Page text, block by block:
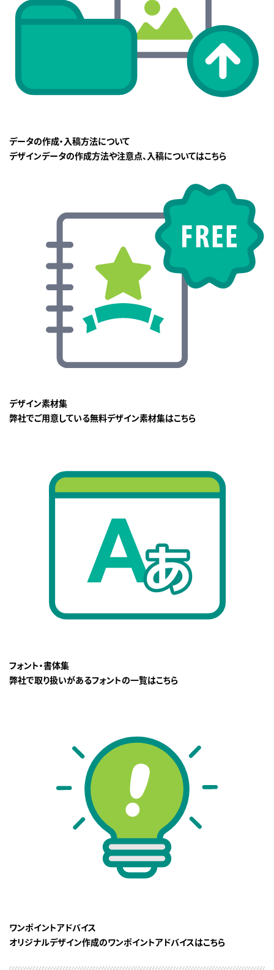
データの作成・入稿方法について
デザインデータの作成方法や注意点、入稿についてはこちら
デザイン素材集
弊社でご用意している無料デザイン素材集はこちら
フォント・書体集
弊社で取り扱いがあるフォントの一覧はこちら
ワンポイントアドバイス
オリジナルデザイン作成のワンポイントアドバイスはこちら